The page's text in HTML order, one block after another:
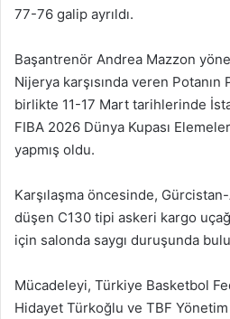
77-76 galip ayrıldı.
Başantrenör Andrea Mazzon
Nijerya karşısında veren
birlikte 11-17 Mart tarihlerinde
FIBA 2026 Dünya Kupası
yapmış oldu.
Karşılaşma öncesinde, Gürcistan-
düşen C130 tipi askeri kargo
için salonda saygı duruşunda
Mücadeleyi, Türkiye Basketbol
Hidayet Türkoğlu ve TBF